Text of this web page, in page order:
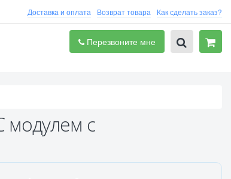
Доставка и оплата Возврат товара Как сделать заказ?
Перезвоните мне
модулем с